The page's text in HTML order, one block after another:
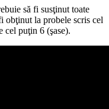
să fi susţinut toate
obţinut la probele scris cel
cel puţin 6 (şase).